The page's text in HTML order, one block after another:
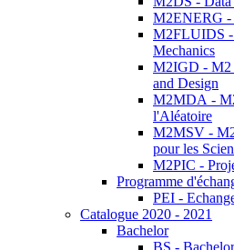
M2ENERG -
M2FLUIDS
Mechanics
M2IGD - M2
and Design
M2MDA -
l'Aléatoire
M2MSV -
pour les
M2PIC -
Programme
PEI -
Catalogue 2020 - 2021
Bachelor
BS -